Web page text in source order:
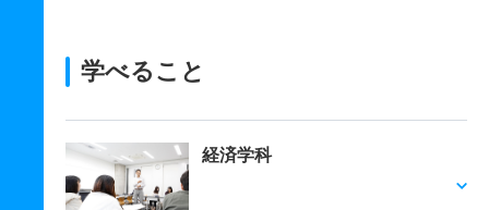
学べること
経済学科